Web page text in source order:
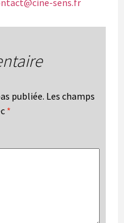
publiée. Les champs
*